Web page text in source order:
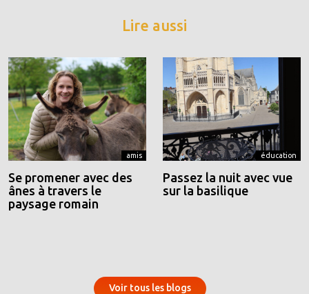
Lire aussi
amis
Se promener avec des
ânes à travers le
paysage romain
éducation
Passez la nuit avec vue
sur la basilique
Voir tous les blogs